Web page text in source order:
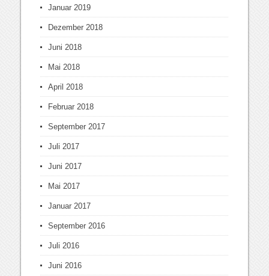
Januar 2019
Dezember 2018
Juni 2018
Mai 2018
April 2018
Februar 2018
September 2017
Juli 2017
Juni 2017
Mai 2017
Januar 2017
September 2016
Juli 2016
Juni 2016